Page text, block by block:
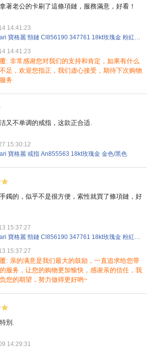
著老公的卡刷了這條項鏈，服務滿意，好看！
14:41:23
全新 Bulgari 寶格麗 頸鏈 Cl856190 347761 18kt玫瑰金 粉紅金色
14:41:23
: 非常感谢您对我们的支持和肯定，如果有什么
足，欢迎您指正，我们虚心接受，期待下次购物
务
又不单调的戒指，这款正合适.
15:30:12
寶格麗 戒指 An855563 18kt玫瑰金 金色/黑色
鐲的，似乎不是很方便，索性就買了條項鏈，好
15:37:27
全新 Bulgari 寶格麗 頸鏈 Cl856190 347761 18kt玫瑰金 粉紅金色
15:37:27
: 亲的满意是我们最大的鼓励，一直追求给您带
服务，让您的购物更加愉快，感谢亲的信任，我
您的期望，努力做得更好哟~
別.
14:29:31